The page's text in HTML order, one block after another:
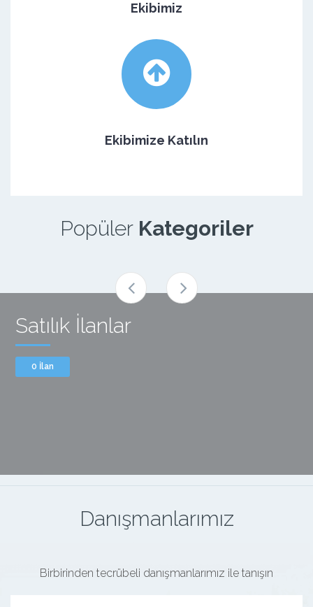
Ekibimiz
Ekibimize Katılın
Popüler Kategoriler
Satılık İlanlar
0 İlan
Danışmanlarımız
Birbirinden tecrübeli danışmanlarımız ile tanışın